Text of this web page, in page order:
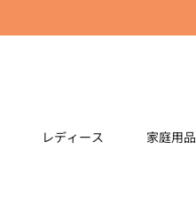
レディース 家庭用品